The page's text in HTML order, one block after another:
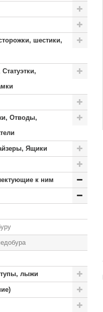
шестики,
Отводы,
Ящики
к ним
лыжи